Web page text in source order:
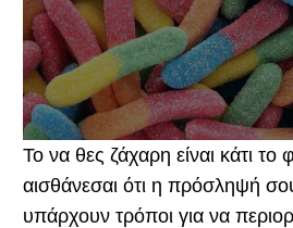
Το να θες ζάχαρη είναι κάτι το
αισθάνεσαι ότι η πρόσληψή
υπάρχουν τρόποι για να